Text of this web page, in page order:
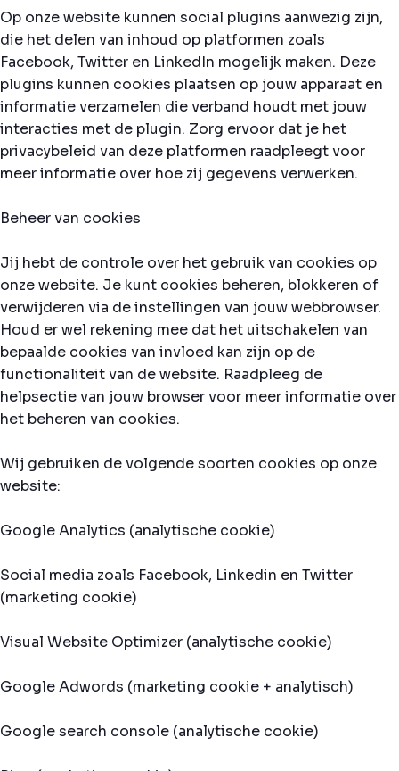
Op onze website kunnen social plugins aanwezig zijn,
die het delen van inhoud op platformen zoals
Facebook, Twitter en LinkedIn mogelijk maken. Deze
plugins kunnen cookies plaatsen op jouw apparaat en
informatie verzamelen die verband houdt met jouw
interacties met de plugin. Zorg ervoor dat je het
privacybeleid van deze platformen raadpleegt voor
meer informatie over hoe zij gegevens verwerken.
Beheer van cookies
Jij hebt de controle over het gebruik van cookies op
onze website. Je kunt cookies beheren, blokkeren of
verwijderen via de instellingen van jouw webbrowser.
Houd er wel rekening mee dat het uitschakelen van
bepaalde cookies van invloed kan zijn op de
functionaliteit van de website. Raadpleeg de
helpsectie van jouw browser voor meer informatie over
het beheren van cookies.
Wij gebruiken de volgende soorten cookies op onze
website:
Google Analytics (analytische cookie)
Social media zoals Facebook, Linkedin en Twitter
(marketing cookie)
Visual Website Optimizer (analytische cookie)
Google Adwords (marketing cookie + analytisch)
Google search console (analytische cookie)